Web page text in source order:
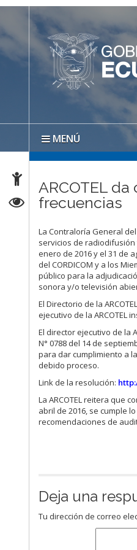
MENÚ
ARCOTEL
frecuencias
La Contraloría General
servicios de radiodifusión
enero de 2016 y el 31 de
del CORDICOM y a los
público para la
sonora y/o televisión
El Directorio de la
ejecutivo de la ARCOTEL
El director ejecutivo de la
N° 0788 del 14 de
para dar cumplimiento a
debido proceso.
Link de la resolución:
La ARCOTEL reitera que
abril de 2016, se cumple
recomendaciones de
Deja una
Tu dirección de correo